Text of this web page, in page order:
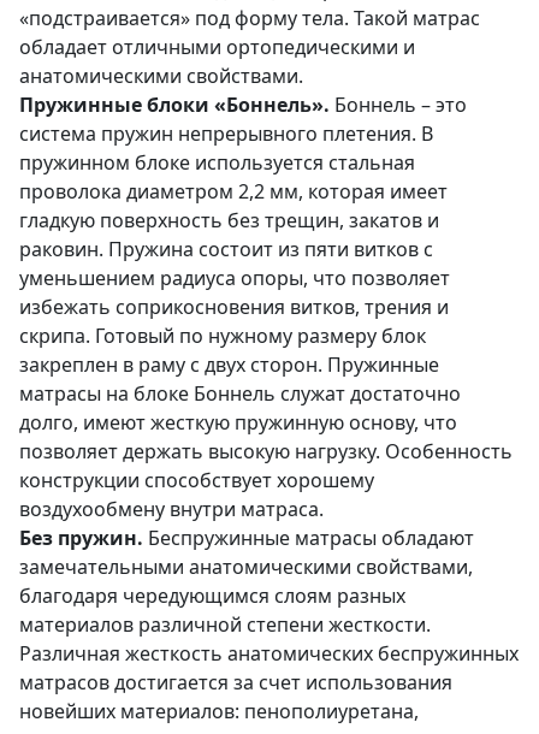
«подстраивается» под форму тела. Такой матрас
обладает отличными ортопедическими и
анатомическими свойствами.
Пружинные блоки «Боннель». Боннель – это
система пружин непрерывного плетения. В
пружинном блоке используется стальная
проволока диаметром 2,2 мм, которая имеет
гладкую поверхность без трещин, закатов и
раковин. Пружина состоит из пяти витков с
уменьшением радиуса опоры, что позволяет
избежать соприкосновения витков, трения и
скрипа. Готовый по нужному размеру блок
закреплен в раму с двух сторон. Пружинные
матрасы на блоке Боннель служат достаточно
долго, имеют жесткую пружинную основу, что
позволяет держать высокую нагрузку. Особенность
конструкции способствует хорошему
воздухообмену внутри матраса.
Без пружин. Беспружинные матрасы обладают
замечательными анатомическими свойствами,
благодаря чередующимся слоям разных
материалов различной степени жесткости.
Различная жесткость анатомических беспружинных
матрасов достигается за счет использования
новейших материалов: пенополиуретана,